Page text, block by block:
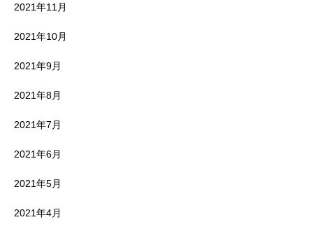
2021年11月
2021年10月
2021年9月
2021年8月
2021年7月
2021年6月
2021年5月
2021年4月